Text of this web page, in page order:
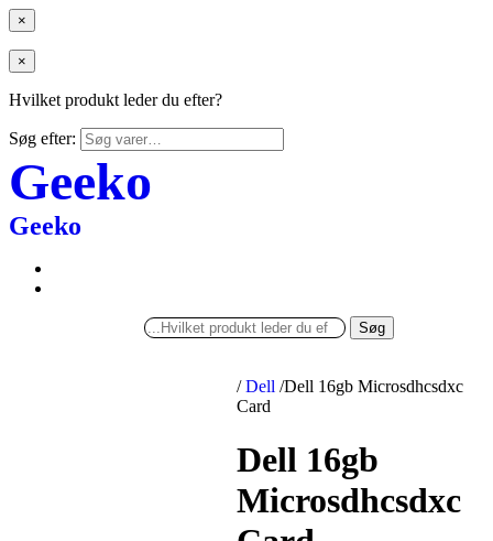
×
×
Hvilket produkt leder du efter?
Søg efter:
Geeko
Geeko
Søg
/ Dell /Dell 16gb Microsdhcsdxc
Card
Dell 16gb
Microsdhcsdxc